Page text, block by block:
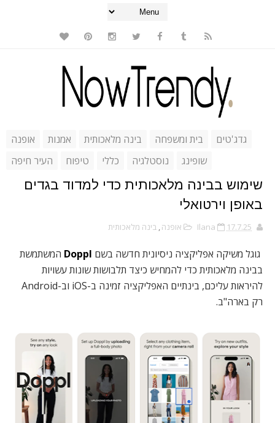
אופנה אמנות בינה מלאכותית בית ומשפחה
גדג'טים
העיר חיפה
טיפוח כללי נוסטלגיה שופינג
שימוש בבינה מלאכותית כדי למדוד בגדים
באופן וירטואלי
Ilana 17.7.25 אופנה, בינה מלאכותית
גוגל משיקה אפליקציה ניסיונית חדשה בשם Doppl המשתמשת
בבינה מלאכותית כדי להמחיש כיצד תלבושות שונות עשויות
להיראות עליכם, בינתיים האפליקציה זמינה ב-iOS וב-Android
רק בארה"ב.